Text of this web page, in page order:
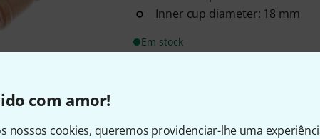
com amor!
nossos cookies, queremos providenciar-lhe uma
Inner cup diameter: 18 mm
Em stock
Alphorn of the masterclass in F